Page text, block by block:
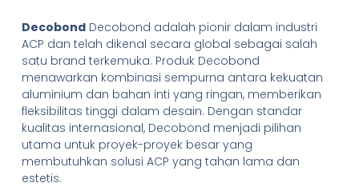
DecobondDecobond adalah pionir dalam industri
ACP dan telah dikenal secara global sebagai salah
satu brand terkemuka. Produk Decobond
menawarkan kombinasi sempurna antara kekuatan
aluminium dan bahan inti yang ringan, memberikan
fleksibilitas tinggi dalam desain. Dengan standar
kualitas internasional, Decobond menjadi pilihan
utama untuk proyek-proyek besar yang
membutuhkan solusi ACP yang tahan lama dan
estetis.